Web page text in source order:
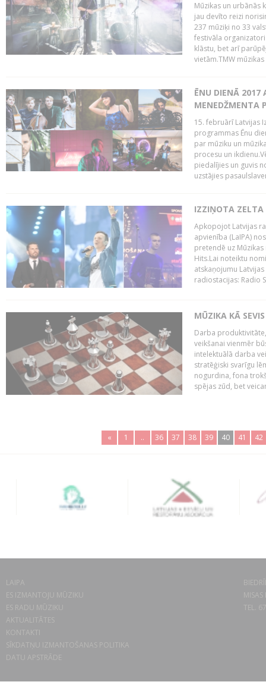
Mūzikas un urbānās
jau devīto reizi
237 mūziķi no 33
festivāla
klāstu, bet arī
vietām.TMW
ĒNU DIENĀ 2017
MENEDŽMENTA
15. februārī Latvijas
programmas Ēnu
par mūziku un
procesu un
piedalījies un guvis
uzstājies
IZZIŅOTA ZELTA
Apkopojot Latvijas
apvienība (LaIPA)
pretendē uz
Hits.Lai noteiktu
atskaņojumu
radiostacijas: Radio
MŪZIKA KĀ
Darba
veikšanai vienmēr
intelektuālā darba
stratēģiski svarīgu
nogurdina, fona
spējas zūd, bet
« 1 .. 36 37 38 39 40 41 42
LAIPA
ES IZMANTOJU MŪZIKU
ES RADU MŪZIKU
AKTUALITĀTES
KONTAKTI
SĪKDATŅU IZMANTOŠANAS POLITIKA
DATU APSTRĀDE
TEL.